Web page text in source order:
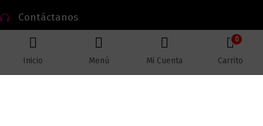
Contáctanos
Todos los derechos reservados © 2026 Lectores.co |
Inicio Menú Mi Cuenta
0
Carrito